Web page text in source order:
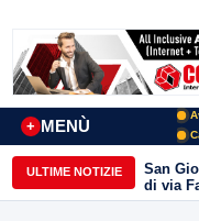
MENÙ
+
ULTIME NOTIZIE
San
di via